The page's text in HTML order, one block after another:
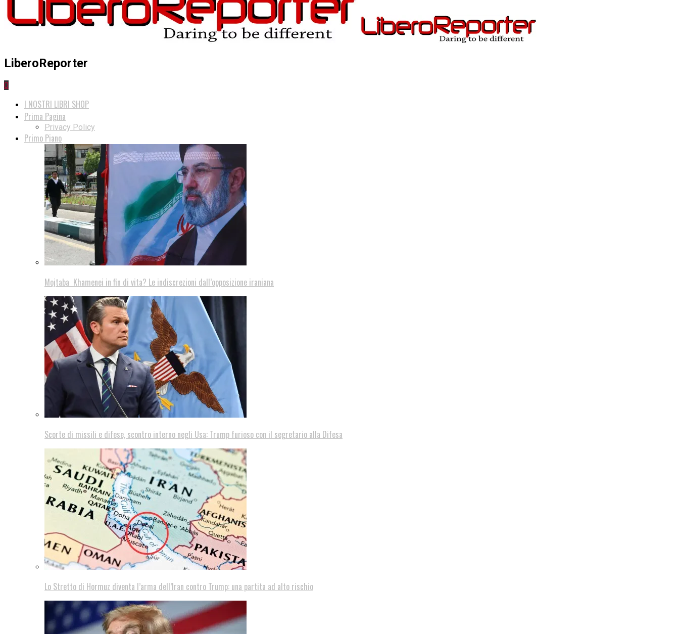
LiberoReporter
0
I NOSTRI LIBRI SHOP
Prima Pagina
Privacy Policy
Primo Piano
Mojtaba Khamenei in fin di vita? Le indiscrezioni dall’opposizione iraniana
Scorte di missili e difese, scontro interno negli Usa: Trump furioso con il segretario alla Difesa
Lo Stretto di Hormuz diventa l’arma dell’Iran contro Trump: una partita ad alto rischio